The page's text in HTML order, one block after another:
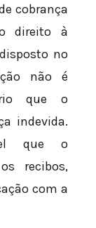
cobrança
direito à
no
não é
que o
indevida.
que o
recibos,
com a